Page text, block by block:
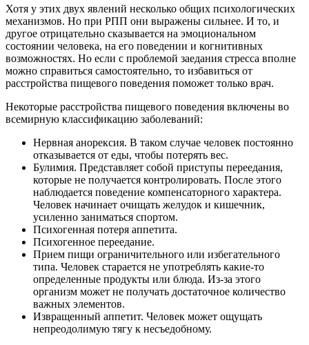
Хотя у этих двух явлений несколько общих психологических
механизмов. Но при РПП они выражены сильнее. И то, и
другое отрицательно сказывается на эмоциональном
состоянии человека, на его поведении и когнитивных
возможностях. Но если с проблемой заедания стресса вполне
можно справиться самостоятельно, то избавиться от
расстройства пищевого поведения поможет только врач.
Некоторые расстройства пищевого поведения включены во
всемирную классификацию заболеваний:
Нервная анорексия. В таком случае человек постоянно
отказывается от еды, чтобы потерять вес.
Булимия. Представляет собой приступы переедания,
которые не получается контролировать. После этого
наблюдается поведение компенсаторного характера.
Человек начинает очищать желудок и кишечник,
усиленно заниматься спортом.
Психогенная потеря аппетита.
Психогенное переедание.
Прием пищи ограничительного или избегательного
типа. Человек старается не употреблять какие-то
определенные продукты или блюда. Из-за этого
организм может не получать достаточное количество
важных элементов.
Извращенный аппетит. Человек может ощущать
непреодолимую тягу к несъедобному.